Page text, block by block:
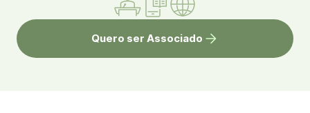
Quero ser Associado